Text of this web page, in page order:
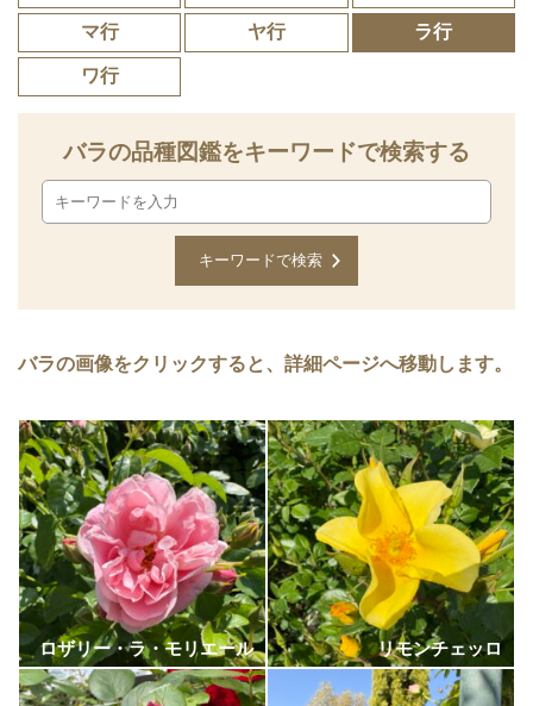
マ行 ヤ行 ラ行
ワ行
バラの品種図鑑をキーワードで検索する
バラの画像をクリックすると、詳細ページへ移動します。
ロザリー・ラ・モリエール リモンチェッロ